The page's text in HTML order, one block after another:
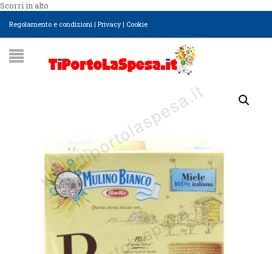
Scorri in alto
Regolamento e condizioni | Privacy| Cookie